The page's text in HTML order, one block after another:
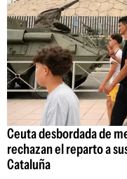
Ceuta desbordada de
rechazan el reparto a
Cataluña